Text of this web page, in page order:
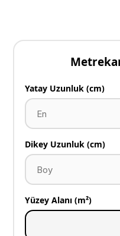
Yatay Uzunluk (cm)
Dikey Uzunluk (cm)
Yüzey Alanı (m²)